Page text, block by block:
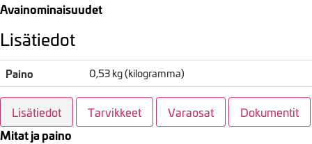
Avainominaisuudet
Lisätiedot
Paino 0,53 kg (kilogramma)
Lisätiedot Tarvikkeet Varaosat Dokumentit
Mitat ja paino